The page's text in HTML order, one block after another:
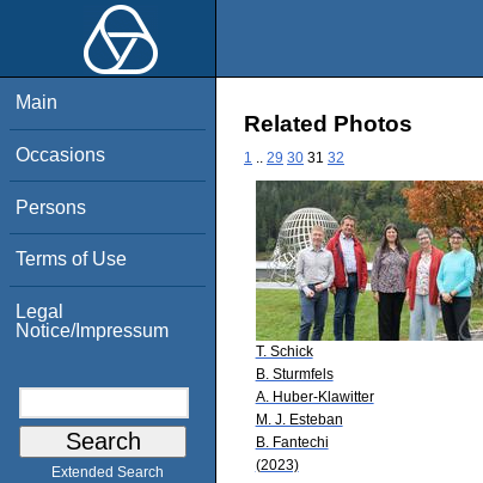
Main
Occasions
Persons
Terms of Use
Legal
Notice/Impressum
Extended Search
Related Photos
1 29 30 31 32
T. Schick
B. Sturmfels
A. Huber-Klawitter
M. J. Esteban
B. Fantechi
(2023)